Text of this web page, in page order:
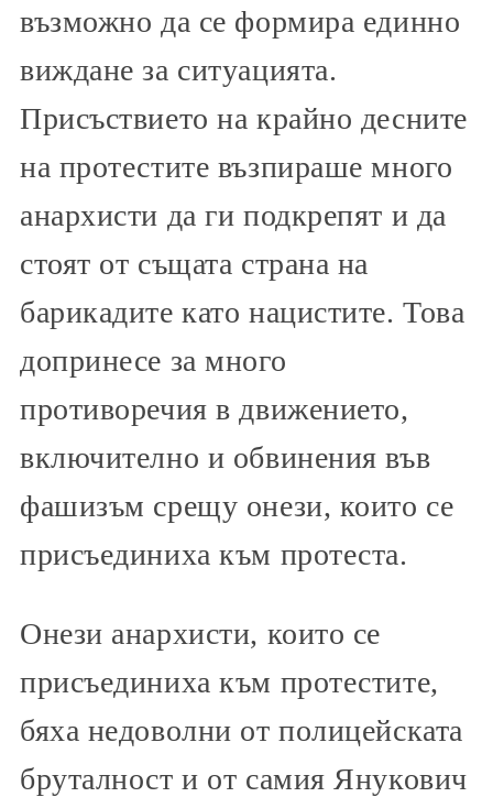
възможно да се формира единно
виждане за ситуацията.
Присъствието на крайно десните
на протестите възпираше много
анархисти да ги подкрепят и да
стоят от същата страна на
барикадите като нацистите. Това
допринесе за много
противоречия в движението,
включително и обвинения във
фашизъм срещу онези, които се
присъединиха към протеста.
Онези анархисти, които се
присъединиха към протестите,
бяха недоволни от полицейската
бруталност и от самия Янукович